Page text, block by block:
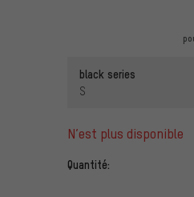
black series
S
n’est plus disponible
Quantité: